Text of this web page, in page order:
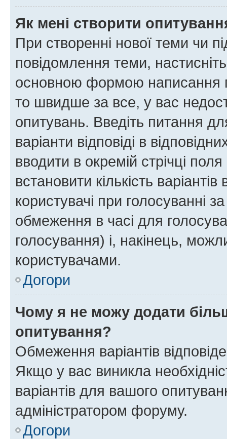
Як мені створити
При створенні нової теми чи
повідомлення теми,
основною формою написання
то швидше за все, у вас
опитувань. Введіть питання
варіанти відповіді в
вводити в окремій стрічці
встановити кількість
користувачі при голосуванні
обмеження в часі для
голосування) і, накінець,
користувачами.
Догори
Чому я не можу додати
опитування?
Обмеження варіантів
Якщо у вас виникла
варіантів для вашого
адміністратором форуму.
Догори